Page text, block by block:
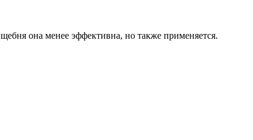
она менее эффективна, но также применяется.